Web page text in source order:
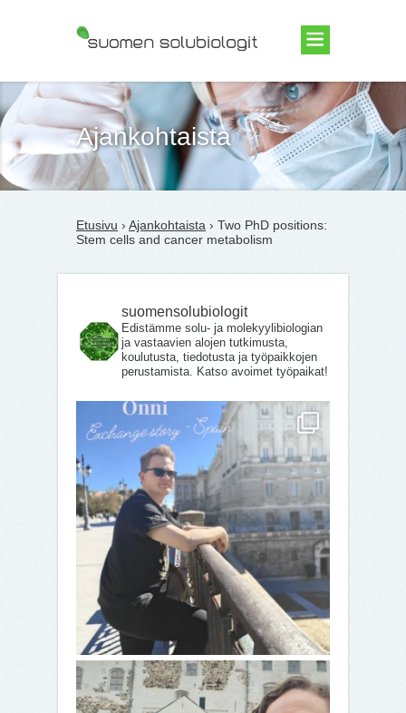
Suomen Solubiologit ry
Ajankohtaista
Etusivu › Ajankohtaista › Two PhD positions:
Stem cells and cancer metabolism
suomensolubiologit
Edistämme solu- ja molekyylibiologian
ja vastaavien alojen tutkimusta,
koulutusta, tiedotusta ja työpaikkojen
perustamista. Katso avoimet työpaikat!